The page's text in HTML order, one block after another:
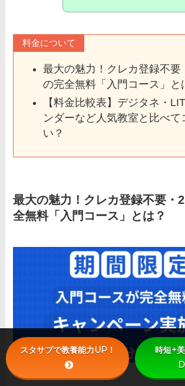
料金について
最大の魅力！クレカ登録不要
の完全無料「入門コース」と
【料金比較表】デジタネ・
ンダーなど人気教室と比べて
い？
最大の魅力！クレカ登録不要・
全無料「入門コース」とは？
スタサプで教養能力UP！
時短+